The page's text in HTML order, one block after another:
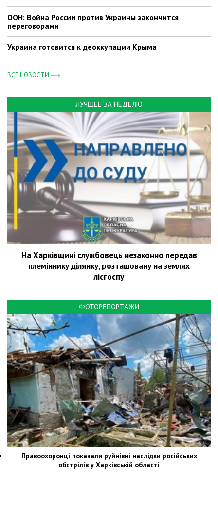
ООН: Война России против Украины закончится
переговорами
Украина готовится к деоккупации Крыма
ВСЕ НОВОСТИ
ЛУЧШЕЕ ЗА НЕДЕЛЮ
На Харківщині службовець незаконно передав
племіннику ділянку, розташовану на землях
лісгоспу
ФОТОРЕПОРТАЖИ
Правоохоронці показали руйнівні наслідки російських
обстрілів у Харківській області